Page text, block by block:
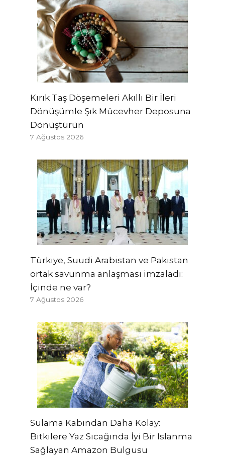
Kırık Taş Döşemeleri Akıllı Bir İleri
Dönüşümle Şık Mücevher Deposuna
Dönüştürün
7 Ağustos 2026
Türkiye, Suudi Arabistan ve Pakistan
ortak savunma anlaşması imzaladı:
İçinde ne var?
7 Ağustos 2026
Sulama Kabından Daha Kolay:
Bitkilere Yaz Sıcağında İyi Bir Islanma
Sağlayan Amazon Bulgusu